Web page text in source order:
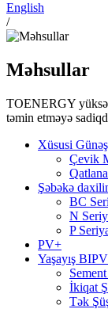
English
/
Məhsullar
TOENERGY
təmin etməyə
Xüsusi
Çevik
Şəbəkə
BC
N
P
PV+
Yaşayış
İkiqat
Tək